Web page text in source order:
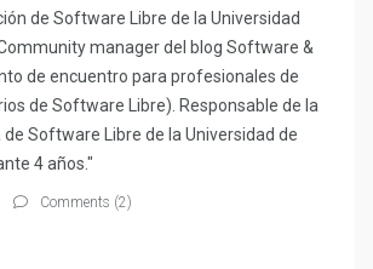
de Software Libre de la Universidad
manager del blog Software &
de encuentro para profesionales de
de Software Libre). Responsable de la
de Software Libre de la Universidad de
4 años."
Comments (2)